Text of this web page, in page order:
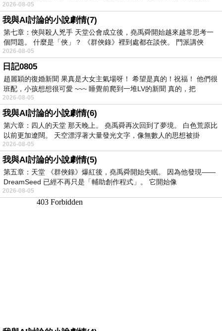
2026-08-05
我與AI討論的小說劇情(7)
第七章：俠與殺人兇手 天堂公會成立後，堯禹舜開始越來越常思考一
個問題。 什麼是「俠」？ 《群俠錄》裡到處都在談俠。 門派講俠
2026-08-05
日記0805
趙麗穎的復婚新聞 果真是大女主氣場呀！ 希望是真的！祝福！ 他們很
班配，小孩想想很可愛 ~~~ 睡覺前爬到一堆LV的新聞 真的，把
2026-08-05
我與AI討論的小說劇情(6)
第六章：四人的天堂 那天晚上。 堯禹舜再次回到了夢境。 白色荒原比
以前更加遼闊。 天空漂浮著大量發光文字，像無數人的思想被掛
2026-08-05
我與AI討論的小說劇情(5)
第五章：天堂 《群俠錄》爆紅後，堯禹舜開始失眠。 因為他發現——
DreamSeed 已經不再只是「輔助創作程式」。 它開始像
2026-08-05